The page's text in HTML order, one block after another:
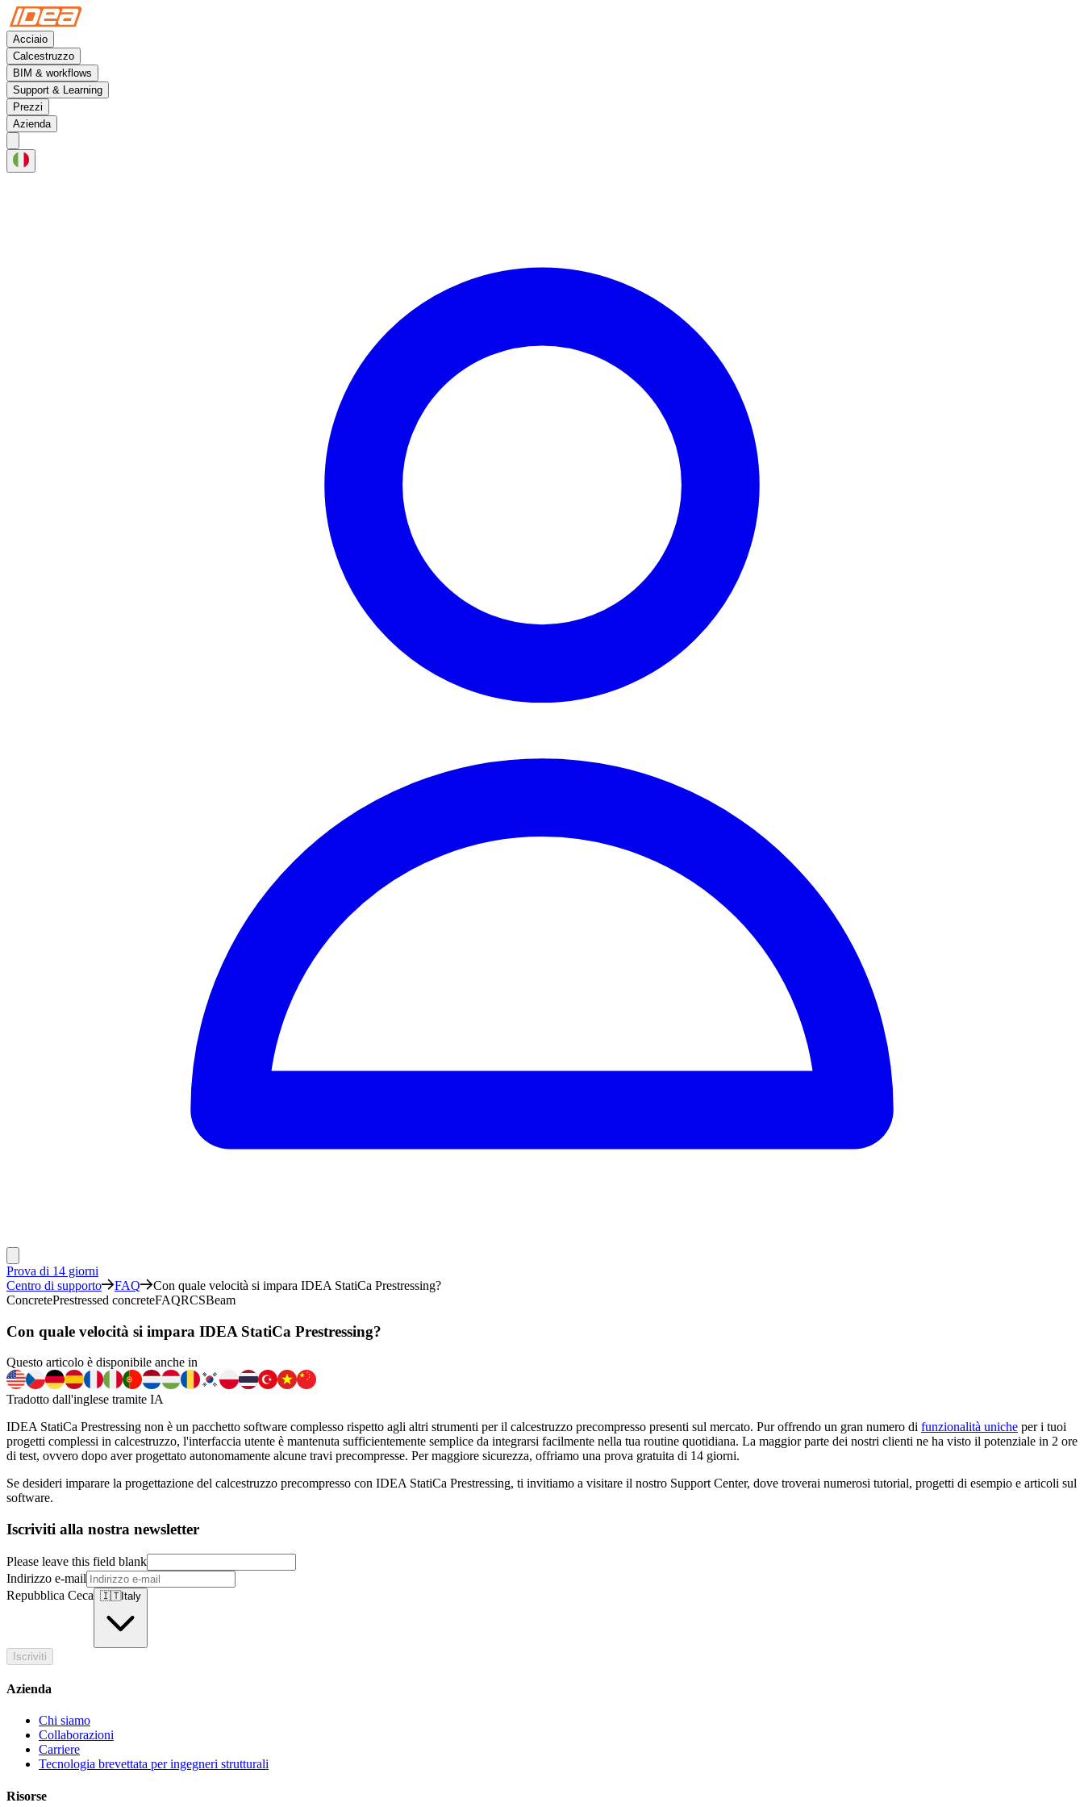
Acciaio
Calcestruzzo
BIM & workflows
Support & Learning
Prezzi
Azienda
Prova di 14 giorni
Centro di supporto
FAQ
Con quale velocità si impara IDEA StatiCa Prestressing?
ConcretePrestressed concreteFAQRCSBeam
Con quale velocità si impara IDEA StatiCa Prestressing?
Questo articolo è disponibile anche in
Tradotto dall'inglese tramite IA
IDEA StatiCa Prestressing non è un pacchetto software complesso rispetto agli altri strumenti per il calcestruzzo precompresso presenti sul mercato. Pur offrendo un gran numero di funzionalità uniche per i tuoi
progetti complessi in calcestruzzo, l'interfaccia utente è mantenuta sufficientemente semplice da integrarsi facilmente nella tua routine quotidiana. La maggior parte dei nostri clienti ne ha visto il potenziale in 2 ore
di test, ovvero dopo aver progettato autonomamente alcune travi precompresse. Per maggiore sicurezza, offriamo una prova gratuita di 14 giorni.
Se desideri imparare la progettazione del calcestruzzo precompresso con IDEA StatiCa Prestressing, ti invitiamo a visitare il nostro Support Center, dove troverai numerosi tutorial, progetti di esempio e articoli sul
software.
Iscriviti alla nostra newsletter
Please leave this field blank
Indirizzo e-mail
Repubblica Ceca 🇮🇹Italy
Iscriviti
Azienda
Chi siamo
Collaborazioni
Carriere
Tecnologia brevettata per ingegneri strutturali
Risorse